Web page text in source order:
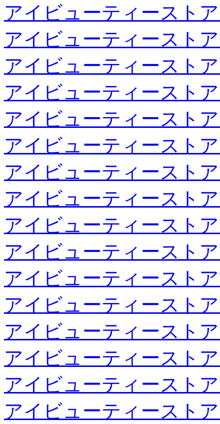
アイビューティースト
アイビューティースト
アイビューティースト
アイビューティースト
アイビューティースト
アイビューティースト
アイビューティースト
アイビューティースト
アイビューティースト
アイビューティースト
アイビューティースト
アイビューティースト
アイビューティースト
アイビューティースト
アイビューティースト
アイビューティースト